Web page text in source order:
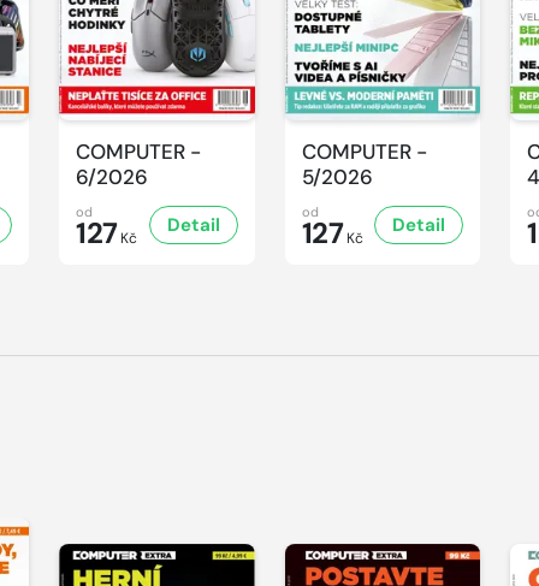
COMPUTER -
6/2026
od
127Kč
Detail
COMPUTER -
5/2026
od
127 Kč
Detail